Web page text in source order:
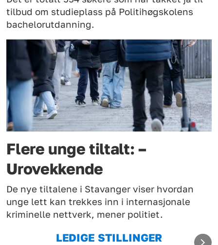
tilbud om studieplass på Politihøgskolens
bachelorutdanning.
Flere unge tiltalt: –
Urovekkende
De nye tiltalene i Stavanger viser hvordan
unge lett kan trekkes inn i internasjonale
kriminelle nettverk, mener politiet.
LEDIGE STILLINGER